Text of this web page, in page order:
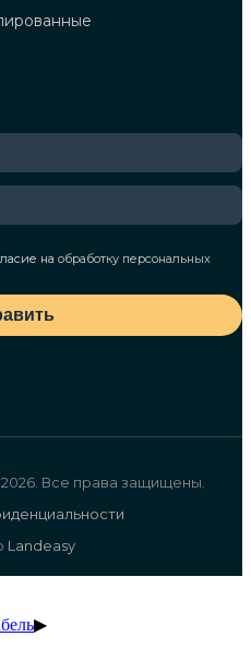
наобработку персональных
Все права защищены.
Landeasy
▶